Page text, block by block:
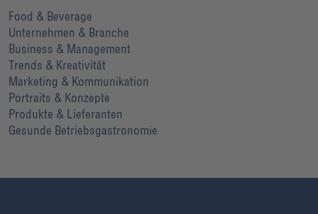
Food & Beverage
Unternehmen & Branche
Business & Management
Trends & Kreativität
Marketing & Kommunikation
Portraits & Konzepte
Produkte & Lieferanten
Gesunde Betriebsgastronomie